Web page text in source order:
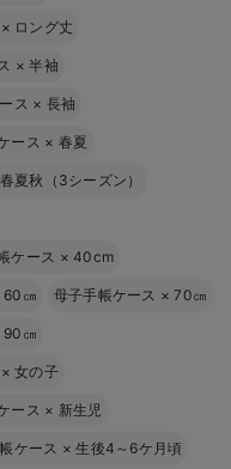
× ロング丈
×半袖
ス × 長袖
ース × 春夏
春夏秋（3シーズン）
ケース ×40cm
60㎝ 母子手帳ケース ×70㎝
90㎝
×女の子
ース × 新生児
ケース ×生後4～6ケ月頃